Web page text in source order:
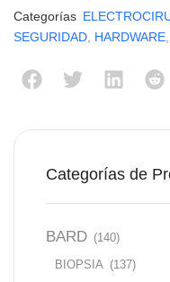
Categorías
SEGURIDAD HARDWARE
Categorías de
BARD (140)
BIOPSIA (137)